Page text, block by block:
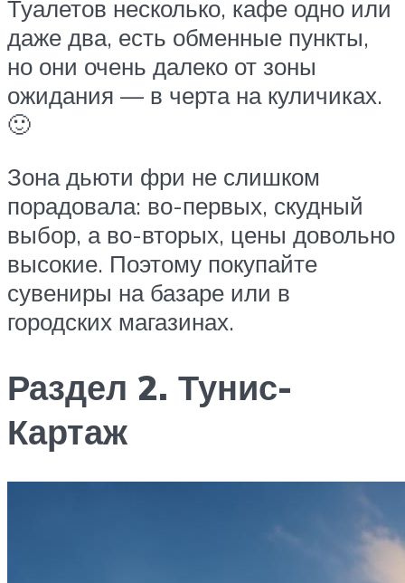
Туалетов несколько, кафе одно или
даже два, есть обменные пункты,
но они очень далеко от зоны
ожидания — в черта на куличиках.
🙂
Зона дьюти фри не слишком
порадовала: во-первых, скудный
выбор, а во-вторых, цены довольно
высокие. Поэтому покупайте
сувениры на базаре или в
городских магазинах.
Раздел 2. Тунис-
Картаж